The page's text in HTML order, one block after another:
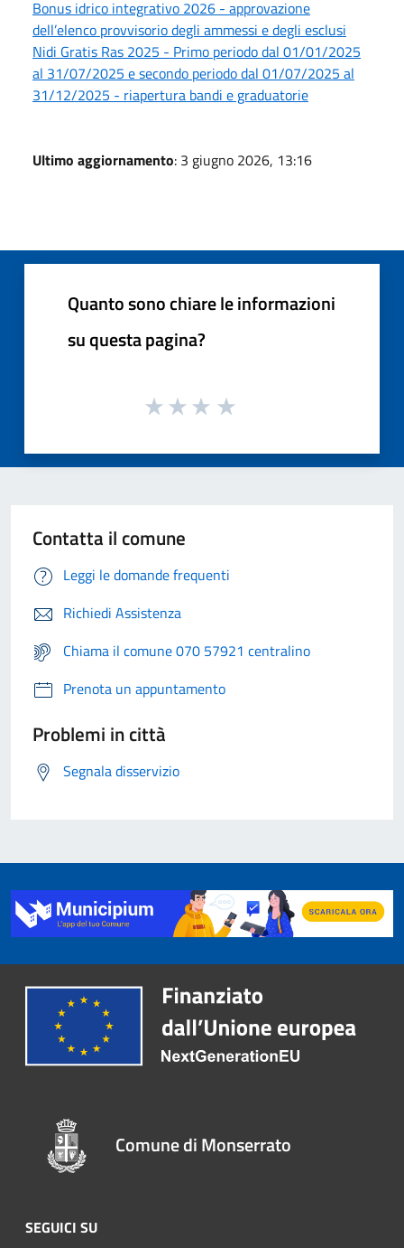
Bonus idrico integrativo 2026 - approvazione
dell’elenco provvisorio degli ammessi e degli esclusi
Nidi Gratis Ras 2025 - Primo periodo dal 01/01/2025
al 31/07/2025 e secondo periodo dal 01/07/2025 al
31/12/2025 - riapertura bandi e graduatorie
Ultimo aggiornamento: 3 giugno 2026, 13:16
Quanto sono chiare le informazioni
su questa pagina?
Contatta il comune
Leggi le domande frequenti
Richiedi Assistenza
Chiama il comune 070 57921 centralino
Prenota un appuntamento
Problemi in città
Segnala disservizio
Comune di Monserrato
SEGUICI SU